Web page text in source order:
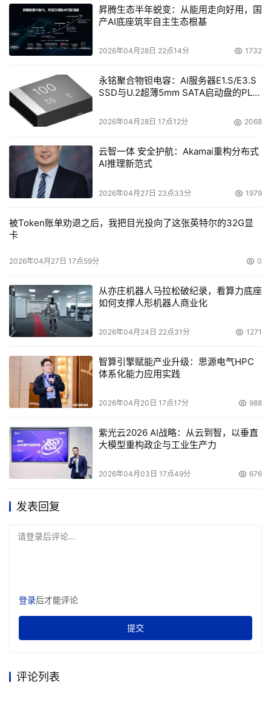
角"黑盒版"的5000+，没有锁死倍频就是倍频可以让玩家根
据自己需要来调动。这样比超外频更容易一些，在默认外频
的情况下简单小调一下倍频，主频就可以跳动200MHz，这
说到这里，相信大家已经明白测试的方法了，用黑盒5000
＋搭配沉默舞者Ⅱ，两者可以同时很好的检验性能。成绩究
竟如何，让我们拭目以待。
我组建这套平台是一套目前主流配置的电脑，各方面配置均
衡，不在任何地方造成瓶颈。
有误差，数据仅供参考。
我们一起来揭晓成绩！
1.41版CPU-Z很好的识别了这款处理器，代号为Brisbane。
待机温度用everest最新版软件与温枪相结合测试，差别不
默认下，跑双PI的成绩为34秒，这对于不善于跑PI的AMD
处理器来说，默认跑到这个成绩也算不错了。
65nm的强大， 沉默舞者Ⅱ也是功不可没，强大的散热性能
保证了良好的测试。
在3D MAR06 CPU的测试中，黑盒5000+跑出了2040的
经过小猪一番耐心设置，最终将这颗CPU风冷超到3.31G。
即使加高电压到1.5×V，倍频提升到16.5，不过待机温度在
双PI成绩仅为29秒，较超频前有了较大的提升。
昇腾生态半年蜕变：从能用走向好用，国
产AI底座筑牢自主生态根基
2026年04月28日 22点14分 1732
永铭聚合物钽电容：AI服务器E1.S/E3.S
SSD与U.2超薄5mm SATA启动盘的PLP
2026年04月28日 17点12分 2068
云智一体 安全护航：Akamai重构分布式
AI推理新范式
2026年04月27日 23点33分 1979
被Token账单劝退之后，我把目光投向了这张英特尔的32G显
卡
2026年04月27日 17点59分 0
从亦庄机器人马拉松破纪录，看算力底座
如何支撑人形机器人商业化
2026年04月24日 22点31分 1271
智算引擎赋能产业升级：思源电气HPC
体系化能力应用实践
2026年04月20日 17点17分 988
紫光云2026 AI战略：从云到智，以垂直
大模型重构政企与工业生产力
2026年04月03日 17点49分 676
发表回复
请登录后评论...
登录后才能评论
提交
评论列表